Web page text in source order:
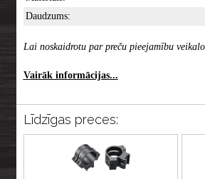
Daudzums:
Lai noskaidrotu par preču pieejamību
Vairāk informācijas...
Līdzīgas preces: